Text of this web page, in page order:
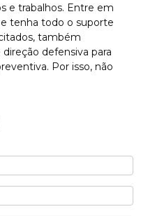
e trabalhos. Entre em
tenha todo o suporte
também
defensiva para
Por isso, não